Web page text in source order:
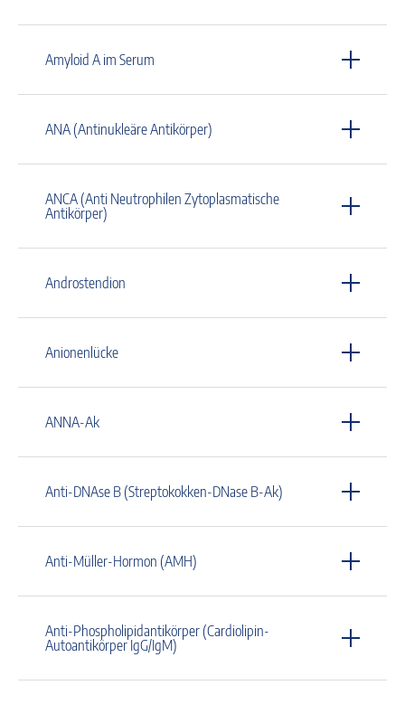
Amyloid A im Serum
ANA (Antinukleäre Antikörper)
ANCA (Anti Neutrophilen Zytoplasmatische
Antikörper)
Androstendion
Anionenlücke
ANNA-Ak
Anti-DNAse B (Streptokokken-DNase B-Ak)
Anti-Müller-Hormon (AMH)
Anti-Phospholipidantikörper (Cardiolipin-
Autoantikörper IgG/IgM)